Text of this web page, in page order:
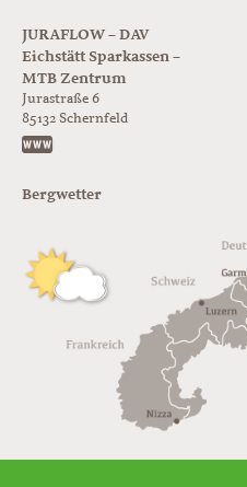
JURAFLOW – DAV
Eichstätt Sparkassen –
MTB Zentrum
Jurastraße 6
85132 Schernfeld
Bergwetter